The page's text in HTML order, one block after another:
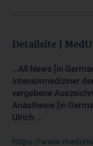
Detailsite |
...All News [in
Intensivmediziner
vergebene
Anästhesie [in
Ulrich ...
https://